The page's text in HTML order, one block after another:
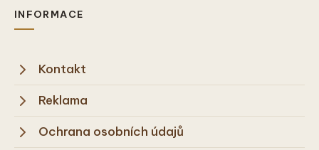
INFORMACE
Kontakt
Reklama
Ochrana osobních údajů